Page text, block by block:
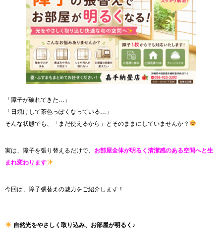
「障子が破れてきた…」
「日焼けして茶色っぽくなっている…」
そんな状態でも、「まだ使えるから」とそのままにしていませんか？
実は、障子を張り替えるだけで、 お部屋全体が明るく清潔感のある空間へと生
まれ変わります
今回は、障子張替えの魅力をご紹介します！
自然光をやさしく取り込み、お部屋が明るく♪